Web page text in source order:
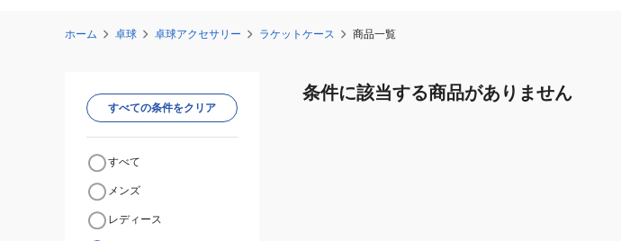
ホーム 卓球 卓球アクセサリー ラケットケース 商品一覧
条件に該当する商品がありません
すべての条件をクリア
すべて
メンズ
レディース